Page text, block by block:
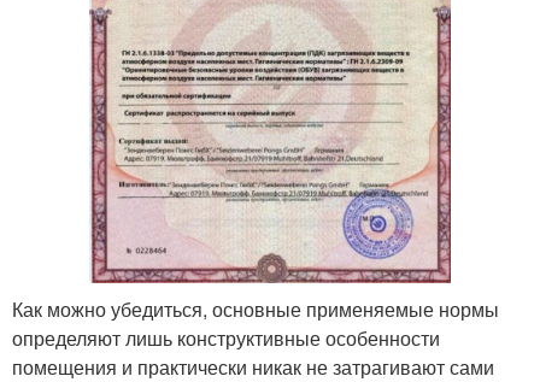
Как можно убедиться, основные применяемые нормы
определяют лишь конструктивные особенности
помещения и практически никак не затрагивают сами